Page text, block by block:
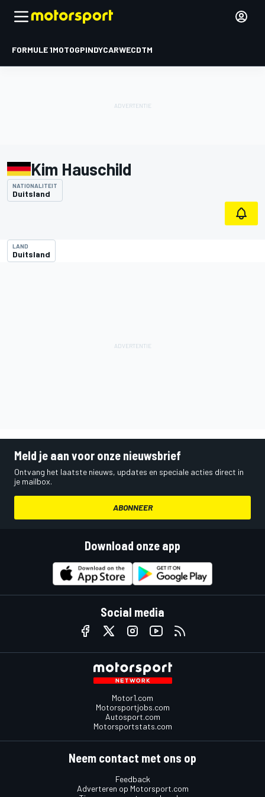
FORMULE 1MOTOGPINDYCARWECDTM
Kim Hauschild
NATIONALITEIT
Duitsland
LAND
Duitsland
Meld je aan voor onze nieuwsbrief
Ontvang het laatste nieuws, updates en speciale acties direct in
je mailbox.
ABONNEER
Download onze app
Social media
Motor1.com
Motorsportjobs.com
Autosport.com
Motorsportstats.com
Neem contact met ons op
Feedback
Adverteren op Motorsport.com